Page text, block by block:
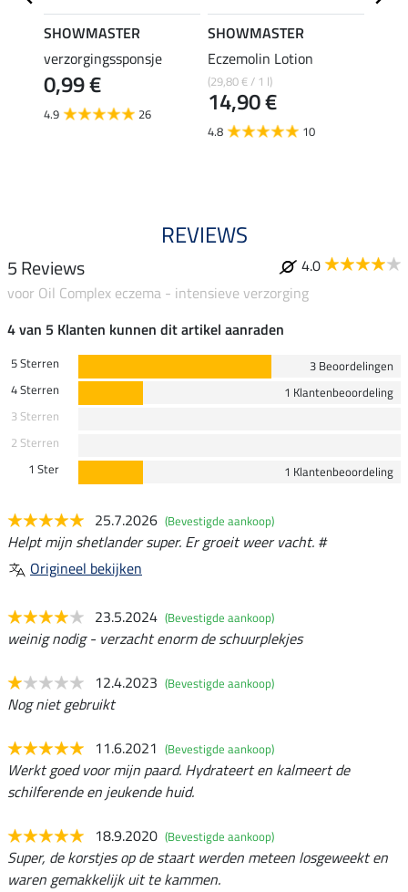
SHOWMASTER
verzorgingssponsje
0,99 €
4.9 26
SHOWMASTER
Eczemolin Lotion
(29,80 € / 1 l)
14,90 €
4.8 10
REVIEWS
5 Reviews
4.0
voor Oil Complex eczema - intensieve verzorging
4 van 5 Klanten kunnen dit artikel aanraden
5 Sterren
3 Beoordelingen
4 Sterren
1 Klantenbeoordeling
3 Sterren
2 Sterren
1 Ster
1 Klantenbeoordeling
25.7.2026 (Bevestigde aankoop)
Helpt mijn shetlander super. Er groeit weer vacht. #
Origineel bekijken
23.5.2024 (Bevestigde aankoop)
weinig nodig - verzacht enorm de schuurplekjes
12.4.2023 (Bevestigde aankoop)
Nog niet gebruikt
11.6.2021 (Bevestigde aankoop)
Werkt goed voor mijn paard. Hydrateert en kalmeert de
schilferende en jeukende huid.
18.9.2020 (Bevestigde aankoop)
Super, de korstjes op de staart werden meteen losgeweekt en
waren gemakkelijk uit te kammen.